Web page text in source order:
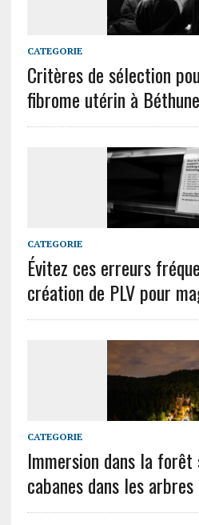
CATEGORIE
Critères de sélection
fibrome utérin à Béthune
CATEGORIE
Évitez ces erreurs
création de PLV pour
CATEGORIE
Immersion dans la forêt
cabanes dans les